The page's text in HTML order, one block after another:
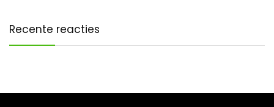
Recente reacties